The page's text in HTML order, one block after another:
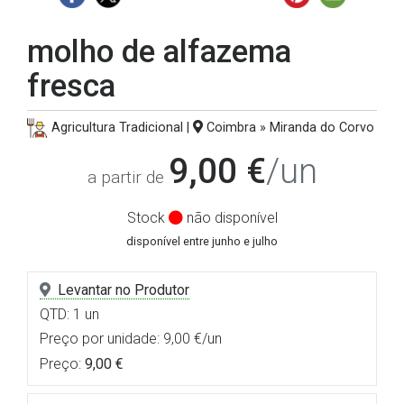
molho de alfazema
fresca
Agricultura Tradicional | Coimbra » Miranda do Corvo
a partir de 9,00 €/un
Stock não disponível
disponível entre junho e julho
Levantar no Produtor
QTD: 1 un
Preço por unidade: 9,00 €/un
Preço: 9,00 €